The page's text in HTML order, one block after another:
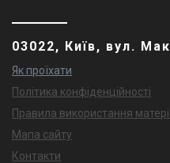
03022, Київ, вул.
Як проїхати
Політика конфіденційності
Правила використання
Мапа сайту
Контакти